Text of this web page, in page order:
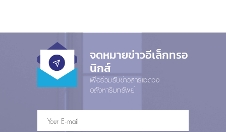
จดหมายข่าวอีเล็กทรอ
นิกส์
เพื่อร่วมรับข่าวสารแวดวง
อสังหาริมทรัพย์